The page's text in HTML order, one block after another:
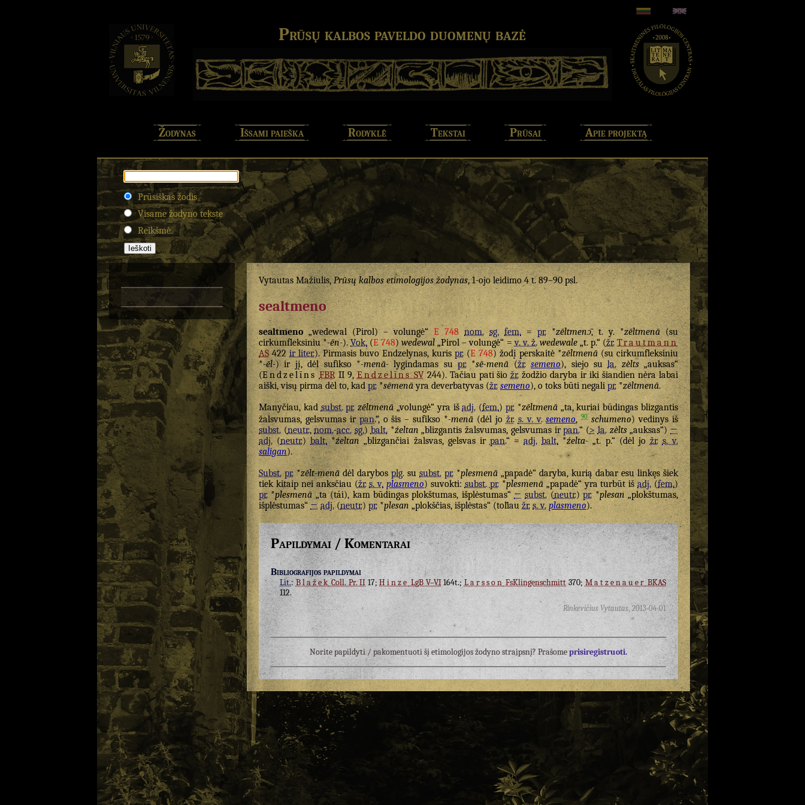
Prūsų kalbos paveldo duomenų bazė
Žodynas Išsami paieška Rodyklė Tekstai Prūsai Apie projektą
Prūsiškas žodis
Visame žodyno tekste
Reikšmė
Vytautas Mažiulis,Prūsų kalbos etimologijos žodynas, 1-ojo leidimo 4 t. 89–90 psl.
sealtmeno
sealtmeno„wedewal (Pirol) – volungė“E 748 nom. sg. fem.=pr.*zēltmenɔ̄, t. y. *zēltmenā(su
cirkumfleksiniu *-ēn-).Vok.(E 748)wedewal„Pirol – volungė“ =v. v. ž. wedewale„t. p.“ (žr. Trautmann
AS422ir liter.). Pirmasis buvo Endzelynas, kurispr.(E 748) žodį perskaitė *zēltmenā(su cirkumfleksiniu
*-ēl-) ir jį, dėl sufikso *-menā-lygindamas supr.*sē-menā(žr. semeno), siejo sula. zèlts„auksas“
(Endzelīns FBRII 9,EndzelīnsSV244). Tačiau pati šiožr.žodžio daryba ir iki šiandien nėra labai
aiški, visų pirma dėl to, kadpr. *sēmenāyra deverbatyvas (žr. semeno), o toks būti negalipr.*zēltmenā.
Manyčiau, kadsubst. pr. zēltmenā„volungė“ yra išadj.(fem.)pr.*zēltmenā„ta, kuriai būdingas blizgantis
žalsvumas, gelsvumas irpan.“, o šis – sufikso *-menā (dėl jožr. s. v. v. semeno,90 schumeno) vedinys iš
subst. (neutr.,nom.-acc. sg.)balt.*źeltan „blizgantis žalsvumas, gelsvumas irpan.“ (> la. zèlts„auksas“)←
adj.(neutr.)balt.*źeltan„blizgančiai žalsvas, gelsvas ir pan.“ =adj. balt. *źelta-„t. p.“ (dėl jožr. s. v.
saligan).
Subst. pr.*zēlt-menādėl darybosplg. su subst. pr.*plesmenā„papadė“ daryba, kurią dabar esu linkęs šiek
tiek kitaip nei anksčiau (žr. s. v. plasmeno) suvokti: subst. pr.*plesmenā„papadė“ yra turbūt išadj.(fem.)
pr.*plesmenā„ta (tái), kam būdingas plokštumas, išplėstumas“← subst.(neutr.)pr.*plesan„plokštumas,
išplėstumas“← adj.(neutr.)pr.*plesan„plokščias, išplėstas“ (toliaužr. s. v. plasmeno).
Papildymai / Komentarai
Bibliografijos papildymai
Lit.:BlažekColl. Pr. II17;Hinze LgB V–VI164t.;Larsson FsKlingenschmitt370; MatzenauerBKAS
112.
Rinkevičius Vytautas, 2013-04-01
Norite papildyti / pakomentuoti šį etimologijos žodyno straipsnį? Prašomeprisiregistruoti.